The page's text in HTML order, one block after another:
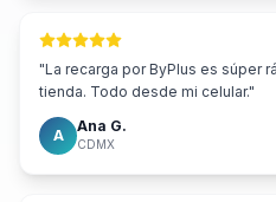
"La recarga por ByPlus es súper
tienda. Todo desde mi celular."
A Ana G.
CDMX